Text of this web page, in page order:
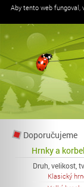
Aby tento web
Doporučujeme
Hrnky a
Druh, velikost,
Klasický